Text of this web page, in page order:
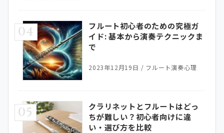
04
フルート初心者のための究極ガ
イド: 基本から演奏テクニックま
で
2023年12月19日 / フルート演奏心理
05
クラリネットとフルートはどっ
ちが難しい？初心者向けに違
い・選び方を比較